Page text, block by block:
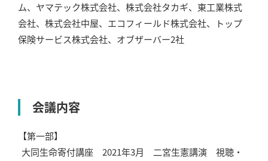
ム、ヤマテック株式会社、株式会社タカギ、東工業株式
会社、株式会社中屋、エコフィールド株式会社、トップ
保険サービス株式会社、オブザーバー2社
会議内容
【第一部】
大同生命寄付講座 2021年3月 二宮生憲講演 視聴・